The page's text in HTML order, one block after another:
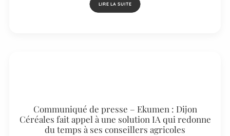
LIRE LA SUITE
Communiqué de presse – Ekumen : Dijon
Céréales fait appel à une solution IA qui redonne
du temps à ses conseillers agricoles